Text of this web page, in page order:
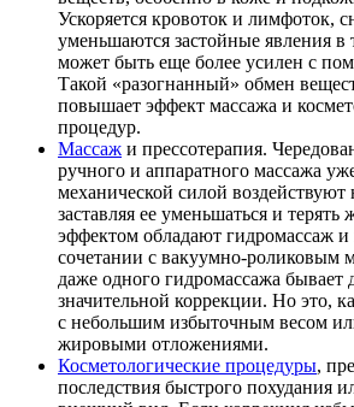
Ускоряется кровоток и лимфоток,
уменьшаются застойные явления в
может быть еще более усилен с
Такой «разогнанный» обмен
повышает эффект массажа и
процедур.
Массаж и прессотерапия.
ручного и аппаратного массажа
механической силой
заставляя ее уменьшаться и
эффектом обладают гидромассаж и
сочетании с вакуумно-роликовым
даже одного гидромассажа бывает
значительной коррекции. Но это,
с небольшим избыточным весом
жировыми отложениями.
Косметологические процедуры,
последствия быстрого похудания